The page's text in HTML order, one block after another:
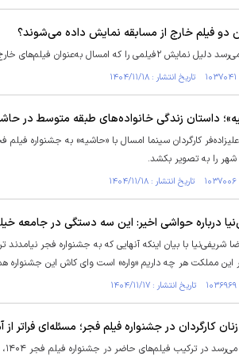
دو فیلم خارج از مسابقه نمایش داده می‌شوند؟
به‌عنوان فیلم‌های خارج از مسابقه در جشنواره به‌نمایش درآمده‌اند فقط منوچهر شاهسواری می‌تواند توضیح دهد.
داستان زندگی خانواده‌های طبقه متوسط در
کارگردان سینما امسال با «حاشیه» به جشنواره
را به تصویر بکشد.
درباره حواشی اخیر: این سه دستگی در جامعه
شریفی‌نیا با بیان اینکه آنهایی که به جشنواره فجر
مملکت هر چه داریم «واره» است و‌ای کاش این جشنواره هم
کارگردان در جشنواره فیلم فجر؛ مسئله‌ای فراتر از
فیلم‌های حاضر در جشنواره فیلم فجر ۱۴۰۴، حضور زنان کارگردان نسبت به ظرفیت‌های موجود سینمای ایران چندان پررنگ نیست.